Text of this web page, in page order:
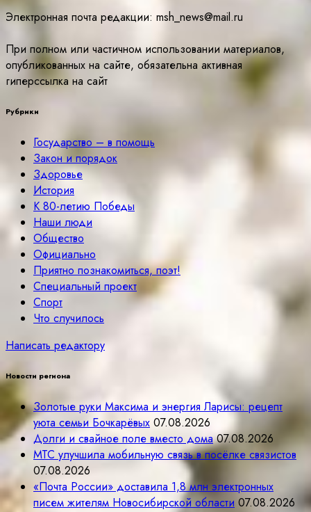
Электронная почта редакции: msh_news@mail.ru
При полном или частичном использовании материалов,
опубликованных на сайте, обязательна активная
гиперссылка на сайт
Рубрики
Государство – в помощь
Закон и порядок
Здоровье
История
К 80-летию Победы
Наши люди
Общество
Официально
Приятно познакомиться, поэт!
Специальный проект
Спорт
Что случилось
Написать редактору
Новости региона
Золотые руки Максима и энергия Ларисы: рецепт
уюта семьи Бочкарёвых 07.08.2026
Долги и свайное поле вместо дома 07.08.2026
МТС улучшила мобильную связь в посёлке связистов
07.08.2026
«Почта России» доставила 1,8 млн электронных
писем жителям Новосибирской области 07.08.2026